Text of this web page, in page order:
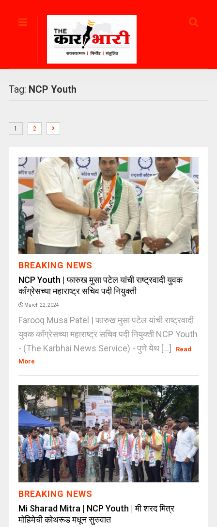
Tag: NCP Youth
1 2
BREAKING NEWS
NCP Youth | फारुख मुसा पटेल यांची राष्ट्रवादी युवक
काँग्रेसच्या महाराष्ट्र सचिव पदी नियुक्ती
March 22, 2024
Farooq Musa Patel | फारुख मुसा पटेल यांची राष्ट्रवादी
युवक काँग्रेसच्या महाराष्ट्र सचिव पदी नियुक्ती NCP Youth
- (The Karbhai News Service) - पुणे येथ [...]
Read
More
BREAKING NEWS
Mi Sharad Mitra | NCP Youth | मी शरद मित्र
मोहिमेची कोथरूड मधून सुरुवात